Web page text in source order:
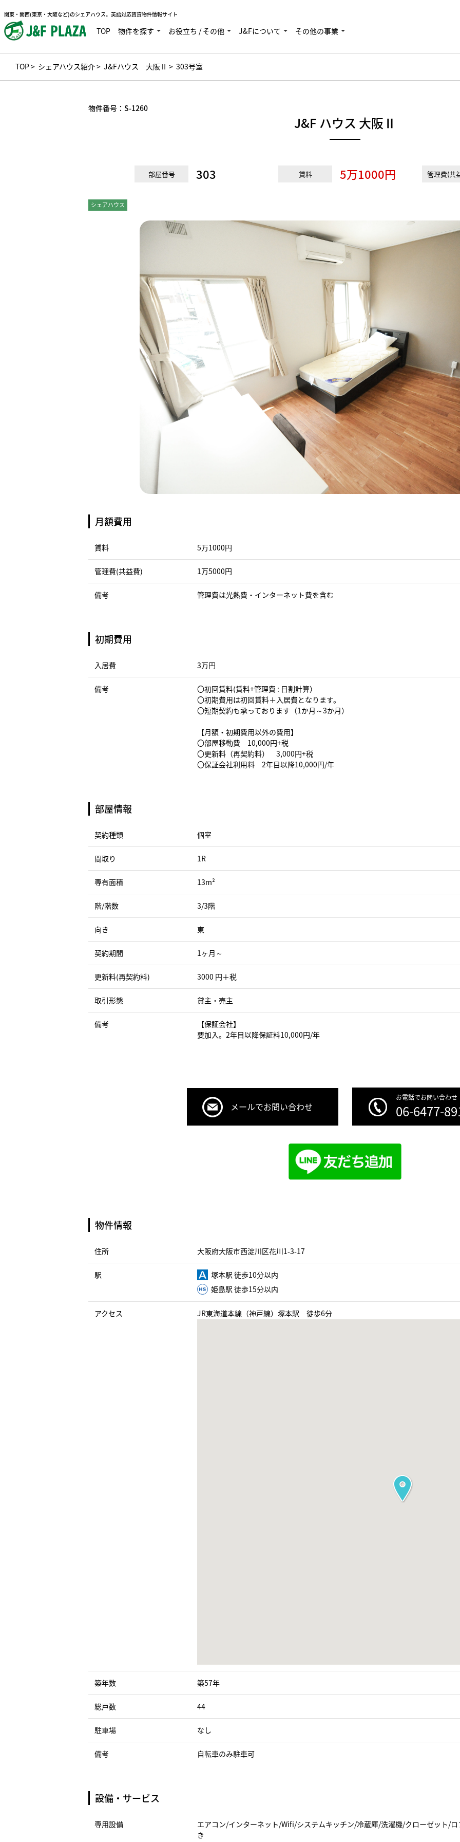
関東・関西(東京・大阪など)のシェアハウス。英語対応賃貸物件情報サイト
TOP 物件を探す お役立ち / その他 J&Fについて その他の事業
TOP> シェアハウス紹介> J&Fハウス 大阪Ⅱ > 303号室
物件番号： S-1260
J&F ハウス 大阪Ⅱ
部屋番号 303 賃料 5万1000円 管理費(共
シェアハウス
月額費用
賃料 5万1000円
管理費(共益費) 1万5000円
備考 管理費は光熱費・インターネット費を含む
初期費用
入居費 3万円
備考
〇初回賃料(賃料+管理費 : 日割計算）
〇初期費用は初回賃料＋入居費となります。
〇短期契約も承っております（1か月～3か月）
【月額・初期費用以外の費用】
〇部屋移動費 10,000円+税
〇更新料（再契約料） 3,000円+税
〇保証会社利用料 2年目以降10,000円/年
部屋情報
契約種類 個室
間取り 1R
専有面積 13m²
階/階数 3/3階
向き 東
契約期間 1ヶ月～
更新料(再契約料) 3000 円＋税
取引形態 貸主・売主
備考
【保証会社】
要加入。2年目以降保証料10,000円/年
メールでお問い合わせ
お電話でお問い合わせ
06-6477-
物件情報
住所 大阪府大阪市西淀川区花川1-3-17
駅
塚本駅 徒歩10分以内
姫島駅 徒歩15分以内
アクセス JR東海道本線（神戸線）塚本駅 徒歩6分
築年数 築57年
総戸数 44
駐車場 なし
備考 自転車のみ駐車可
設備・サービス
専用設備
エアコン/インターネット/Wifi/システムキッチン/冷蔵庫/洗濯機/クローゼット/
き